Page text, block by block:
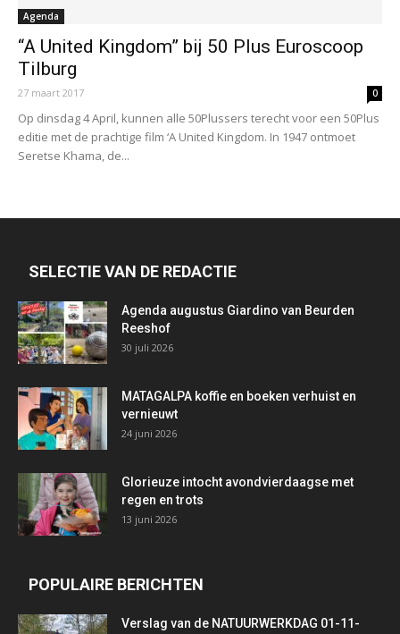
Agenda
“A United Kingdom” bij 50 Plus Euroscoop
Tilburg
27 maart 2017 0
Op dinsdag 4 April, kunnen alle 50Plussers terecht voor een 50Plus
editie met de prachtige film ‘A United Kingdom. In 1947 ontmoet
Seretse Khama, de...
SELECTIE VAN DE REDACTIE
Agenda augustus Giardino van Beurden
Reeshof
30 juli 2026
MATAGALPA koffie en boeken verhuist en
vernieuwt
24 juni 2026
Glorieuze intocht avondvierdaagse met
regen en trots
13 juni 2026
POPULAIRE BERICHTEN
Verslag van de NATUURWERKDAG 01-11-